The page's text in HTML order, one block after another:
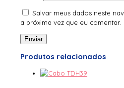
Salvar meus dados neste
a próxima vez que eu comentar.
Produtos relacionados